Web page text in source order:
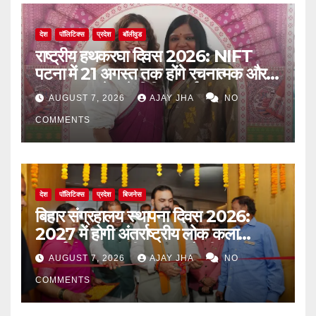
देश पॉलिटिक्स प्रदेश बॉलीवुड
राष्ट्रीय हथकरघा दिवस 2026: NIFT
पटना में 21 अगस्त तक होंगे रचनात्मक और
जागरूकता से जुड़े विविध कार्यक्रम
AUGUST 7, 2026 AJAY JHA NO
COMMENTS
देश पॉलिटिक्स प्रदेश बिजनेस
बिहार संग्रहालय स्थापना दिवस 2026:
2027 में होगी अंतर्राष्ट्रीय लोक कला
प्रदर्शनी, मुख्यमंत्री सम्राट चौधरी का बड़ा
ऐलान
AUGUST 7, 2026 AJAY JHA NO
COMMENTS